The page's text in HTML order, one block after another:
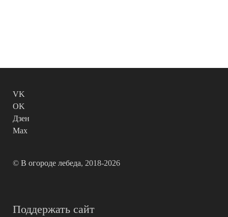
VK
OK
Дзен
Max
© В огороде лебеда, 2018-2026
Поддержать сайт